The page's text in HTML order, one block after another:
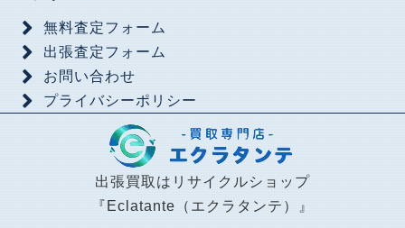
無料査定フォーム
出張査定フォーム
お問い合わせ
プライバシーポリシー
出張買取はリサイクルショップ
『Eclatante（エクラタンテ）』